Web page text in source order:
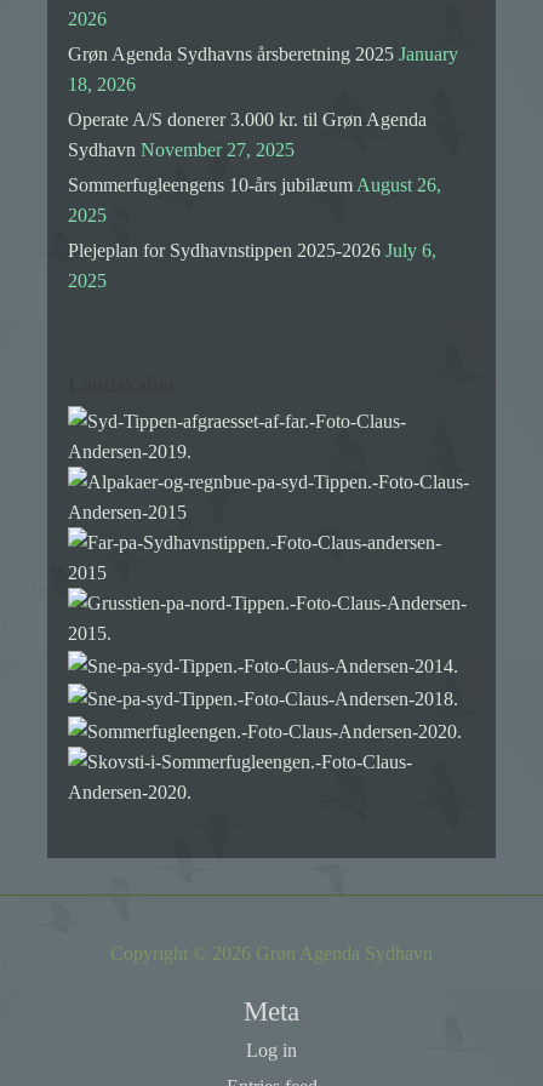
2026
Grøn Agenda Sydhavns årsberetning 2025 January
18, 2026
Operate A/S donerer 3.000 kr. til Grøn Agenda
Sydhavn November 27, 2025
Sommerfugleengens 10-års jubilæum August 26,
2025
Plejeplan for Sydhavnstippen 2025-2026 July 6,
2025
Copyright © 2026 Grøn Agenda Sydhavn
Meta
Log in